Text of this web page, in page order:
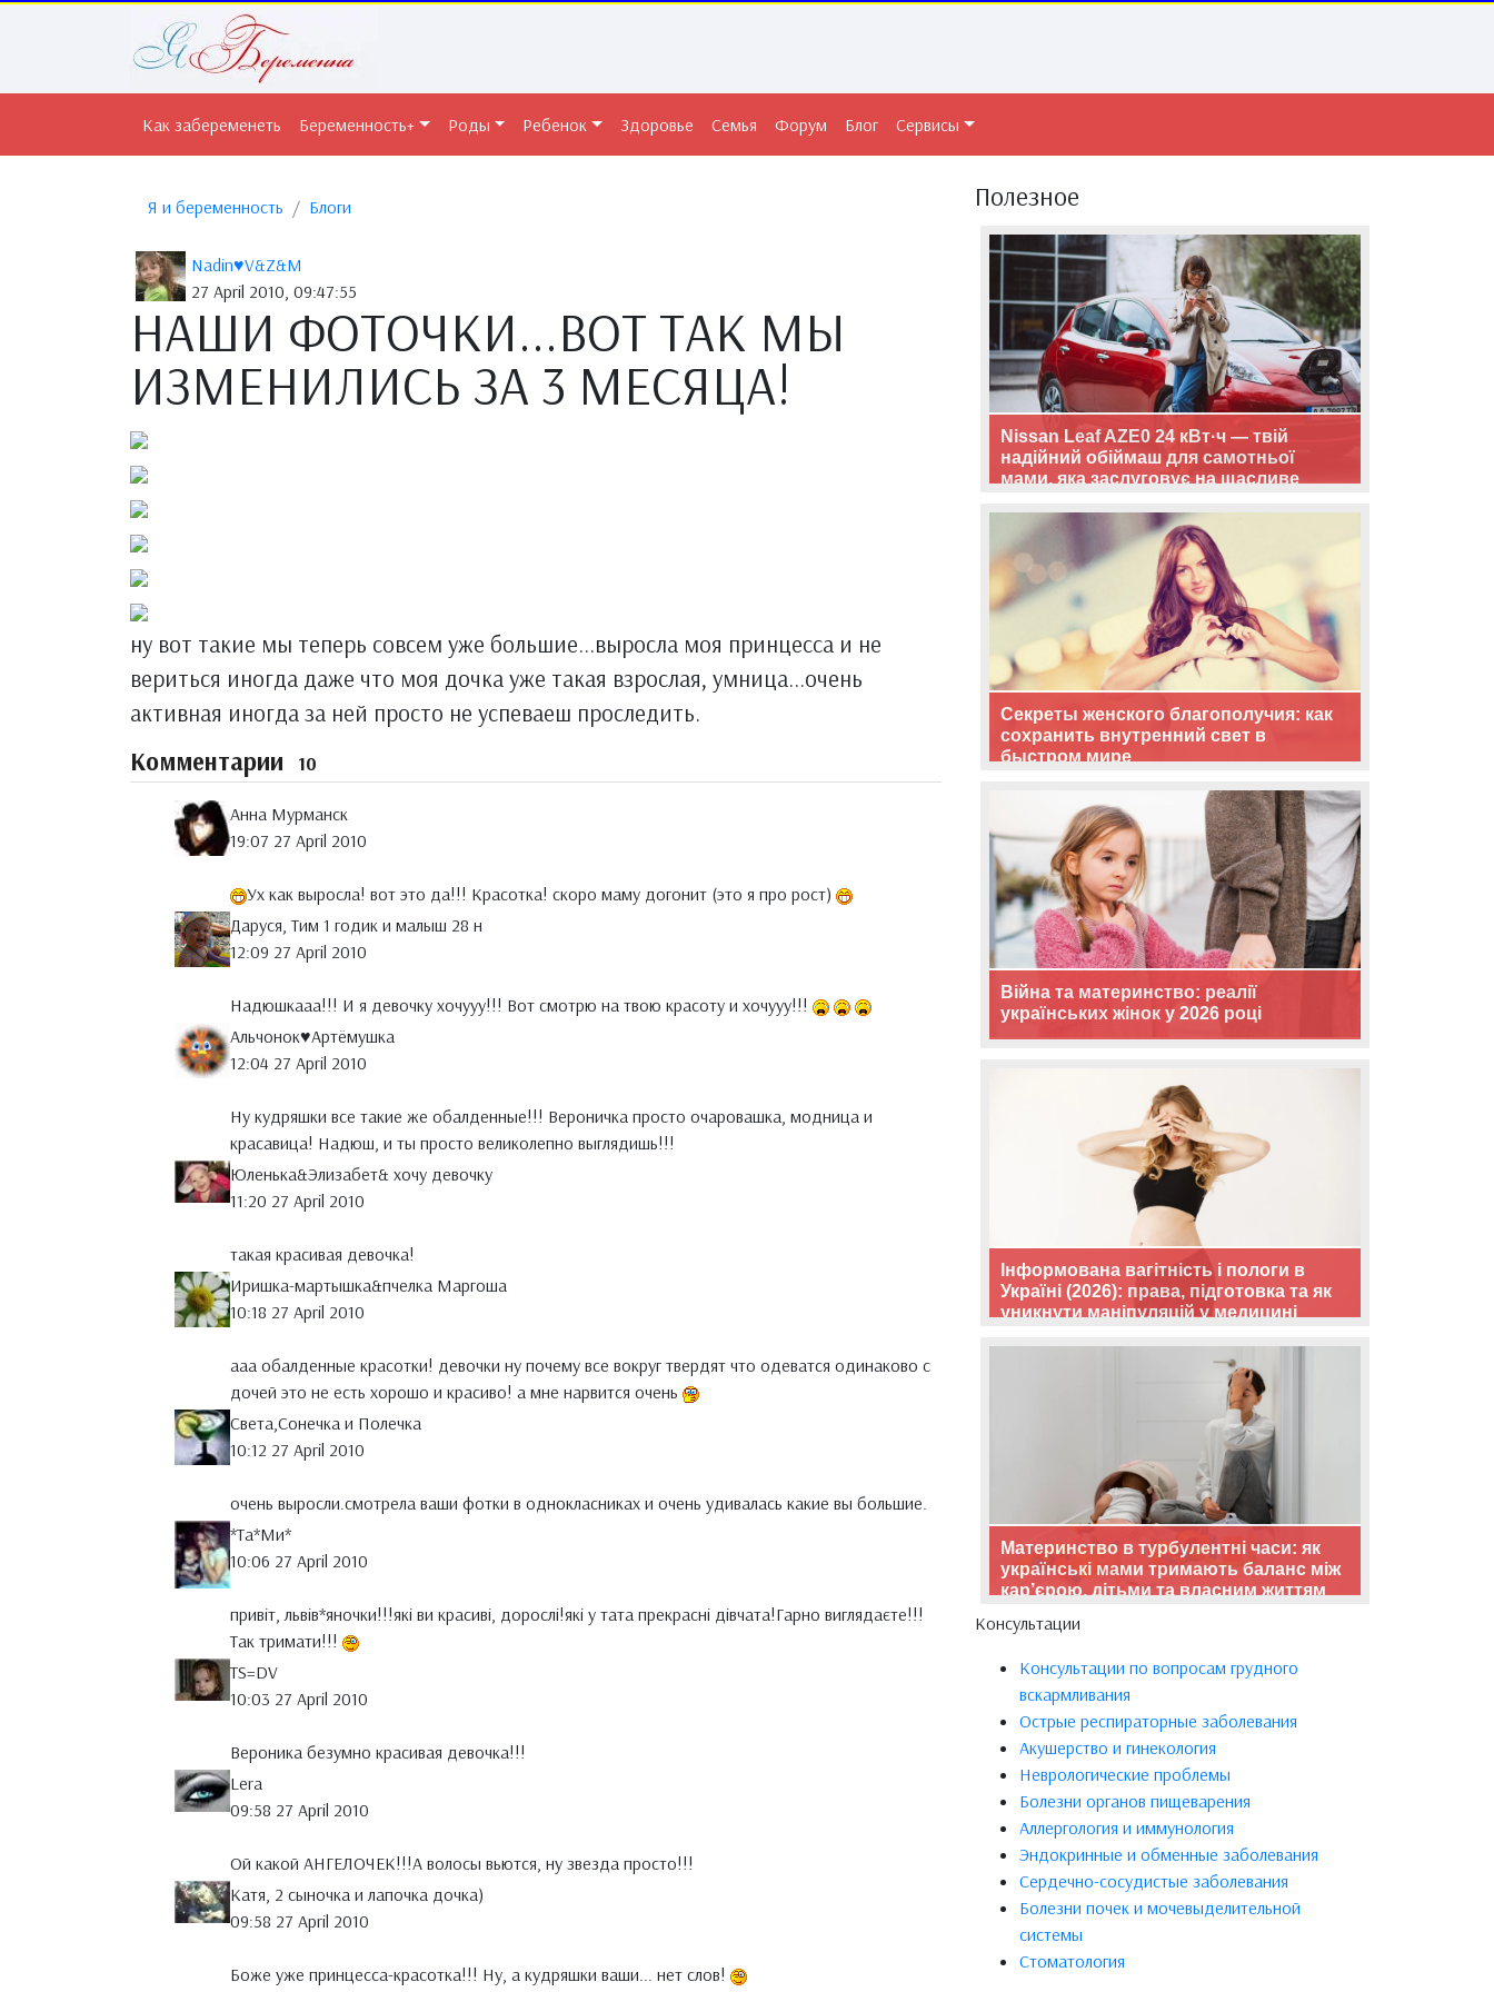
Как забеременеть Беременность+ Роды Ребенок Здоровье Семья Форум Блог Сервисы
Я и беременность Блоги
Nadin♥V&Z&M
27 April 2010, 09:47:55
НАШИ ФОТОЧКИ...ВОТ ТАК МЫ
ИЗМЕНИЛИСЬ ЗА 3 МЕСЯЦА!
ну вот такие мы теперь совсем уже большие...выросла моя принцесса и не
вериться иногда даже что моя дочка уже такая взрослая, умница...очень
активная иногда за ней просто не успеваеш проследить.
Комментарии 10
Анна Мурманск
19:07 27 April 2010
Ух как выросла! вот это да!!! Красотка! скоро маму догонит (это я про рост)
Даруся, Тим 1 годик и малыш 28 н
12:09 27 April 2010
Надюшкааа!!! И я девочку хочууу!!! Вот смотрю на твою красоту и хочууу!!!
Альчонок♥Артёмушка
12:04 27 April 2010
Ну кудряшки все такие же обалденные!!! Вероничка просто очаровашка, модница и
красавица! Надюш, и ты просто великолепно выглядишь!!!
Юленька&Элизабет& хочу девочку
11:20 27 April 2010
такая красивая девочка!
Иришка-мартышка&пчелка Маргоша
10:18 27 April 2010
ааа обалденные красотки! девочки ну почему все вокруг твердят что одеватся одинаково с
дочей это не есть хорошо и красиво! а мне нарвится очень
Света,Сонечка и Полечка
10:12 27 April 2010
очень выросли.смотрела ваши фотки в однокласниках и очень удивалась какие вы большие.
*Тa*Ми*
10:06 27 April 2010
привіт, львів*яночки!!!які ви красиві, дорослі!які у тата прекрасні дівчата!Гарно виглядаєте!!!
Так тримати!!!
TS=DV
10:03 27 April 2010
Вероника безумно красивая девочка!!!
Lera
09:58 27 April 2010
Ой какой АНГЕЛОЧЕК!!!А волосы вьются, ну звезда просто!!!
Катя, 2 сыночка и лапочка дочка)
09:58 27 April 2010
Боже уже принцесса-красотка!!! Ну, а кудряшки ваши... нет слов!
Полезное
Nissan Leaf AZE0 24 кВт·ч — твій
надійний обіймаш для самотньої
мами, яка заслуговує на щасливе
Секреты женского благополучия: как
сохранить внутренний свет в
быстром мире
Війна та материнство: реалії
українських жінок у 2026 році
Інформована вагітність і пологи в
Україні (2026): права, підготовка та як
уникнути маніпуляцій у медицині
Материнство в турбулентні часи: як
українські мами тримають баланс між
кар’єрою, дітьми та власним життям
Консультации
Консультации по вопросам грудного
вскармливания
Острые респираторные заболевания
Акушерство и гинекология
Неврологические проблемы
Болезни органов пищеварения
Аллергология и иммунология
Эндокринные и обменные заболевания
Сердечно-сосудистые заболевания
Болезни почек и мочевыделительной
системы
Стоматология